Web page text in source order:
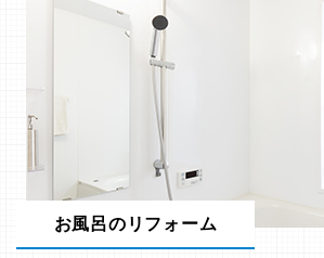
お風呂のリフォーム